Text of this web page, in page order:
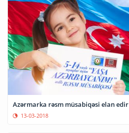
Azərmarka rəsm müsabiqəsi elan edir
13-03-2018